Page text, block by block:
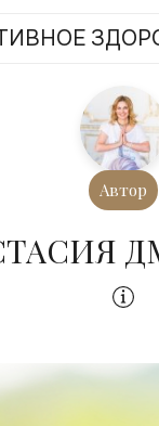
Автор